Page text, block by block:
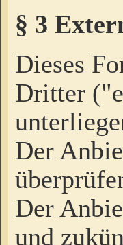
§ 3
Dieses
Dritter
Der
Der
und